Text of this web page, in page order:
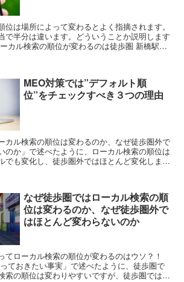
位は場所によって変わるとよく指摘されます。
で半分は違います。どういうことか説明します
MEO対策では”デフォルト順
位”をチェックすべき３つの理由
カル検索の順位は変わるのか、なぜ徒歩圏外で
のか」で述べたように、ローカル検索の順位は
でも変化し、徒歩圏外ではほとんど変化しませ
なぜ徒歩圏ではローカル検索の順
位は変わるのか、なぜ徒歩圏外で
はほとんど変わらないのか
てローカル検索の順位が変わるのはウソ？！
ておきたい事実」で述べたように、徒歩圏で
索の順位は変わりやすいですが、徒歩圏では、